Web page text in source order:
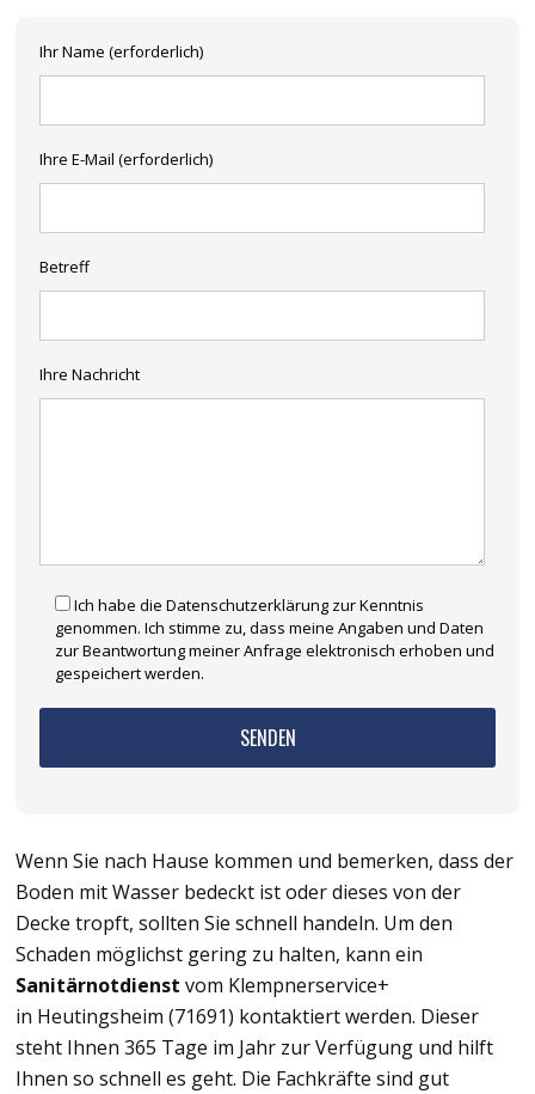
Ihr Name (erforderlich)
Ihre E-Mail (erforderlich)
Betreff
Ihre Nachricht
Ich habe die Datenschutzerklärung zur Kenntnis
genommen. Ich stimme zu, dass meine Angaben und Daten
zur Beantwortung meiner Anfrage elektronisch erhoben und
gespeichert werden.
Wenn Sie nach Hause kommen und bemerken, dass der
Boden mit Wasser bedeckt ist oder dieses von der
Decke tropft, sollten Sie schnell handeln. Um den
Schaden möglichst gering zu halten, kann ein
Sanitärnotdienst vom Klempnerservice+
in Heutingsheim (71691) kontaktiert werden. Dieser
steht Ihnen 365 Tage im Jahr zur Verfügung und hilft
Ihnen so schnell es geht. Die Fachkräfte sind gut